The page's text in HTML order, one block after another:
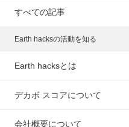
すべての記事
Earth hacksの活動を知る
Earth hacksとは
デカボ スコアについて
会社概要について